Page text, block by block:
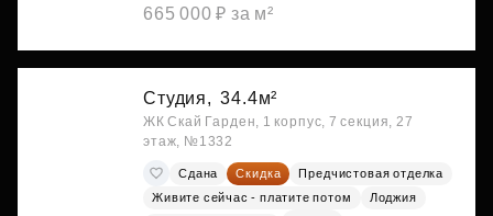
665 000 ₽ за м²
Студия, 34.4м²
ЖК Скай Гарден, 1 корпус, 7 секция, 27
этаж, №1332
Сдана Скидка
Предчистовая отделка
Живите сейчас - платите потом
Лоджия